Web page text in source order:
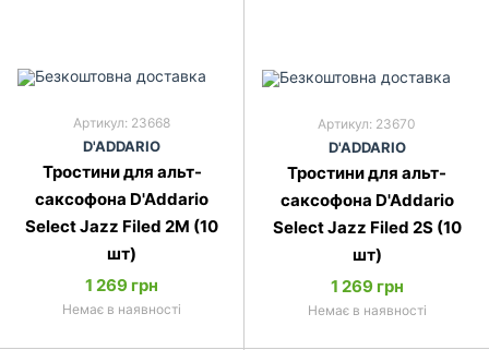
Артикул: 23668
D'ADDARIO
Тростини для альт-
саксофона D'Addario
Select Jazz Filed 2M (10
шт)
1 269 грн
Немає в наявності
Артикул: 23670
D'ADDARIO
Тростини для альт-
саксофона D'Addario
Select Jazz Filed 2S (10
шт)
1 269 грн
Немає в наявності